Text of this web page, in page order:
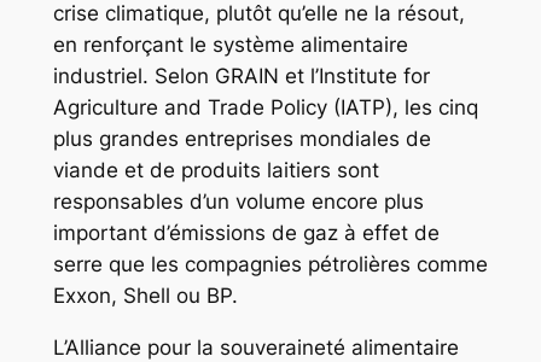
crise climatique, plutôt qu’elle ne la résout,
en renforçant le système alimentaire
industriel. Selon GRAIN et l’Institute for
Agriculture and Trade Policy (IATP), les cinq
plus grandes entreprises mondiales de
viande et de produits laitiers sont
responsables d’un volume encore plus
important d’émissions de gaz à effet de
serre que les compagnies pétrolières comme
Exxon, Shell ou BP.
L’Alliance pour la souveraineté alimentaire